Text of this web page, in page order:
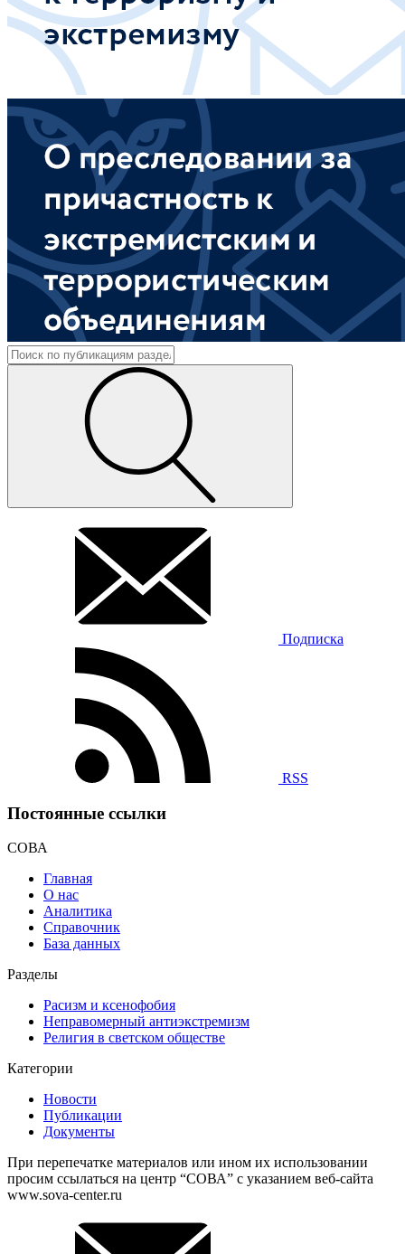
Подписка
RSS
Постоянные ссылки
СОВА
Главная
О нас
Аналитика
Справочник
База данных
Разделы
Расизм и ксенофобия
Неправомерный антиэкстремизм
Религия в светском обществе
Категории
Новости
Публикации
Документы
При перепечатке материалов или ином их использовании
просим ссылаться на центр “СОВА” с указанием веб-сайта
www.sova-center.ru